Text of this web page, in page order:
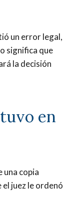
un error legal,
significa que
la decisión
en
una copia
el juez le ordenó